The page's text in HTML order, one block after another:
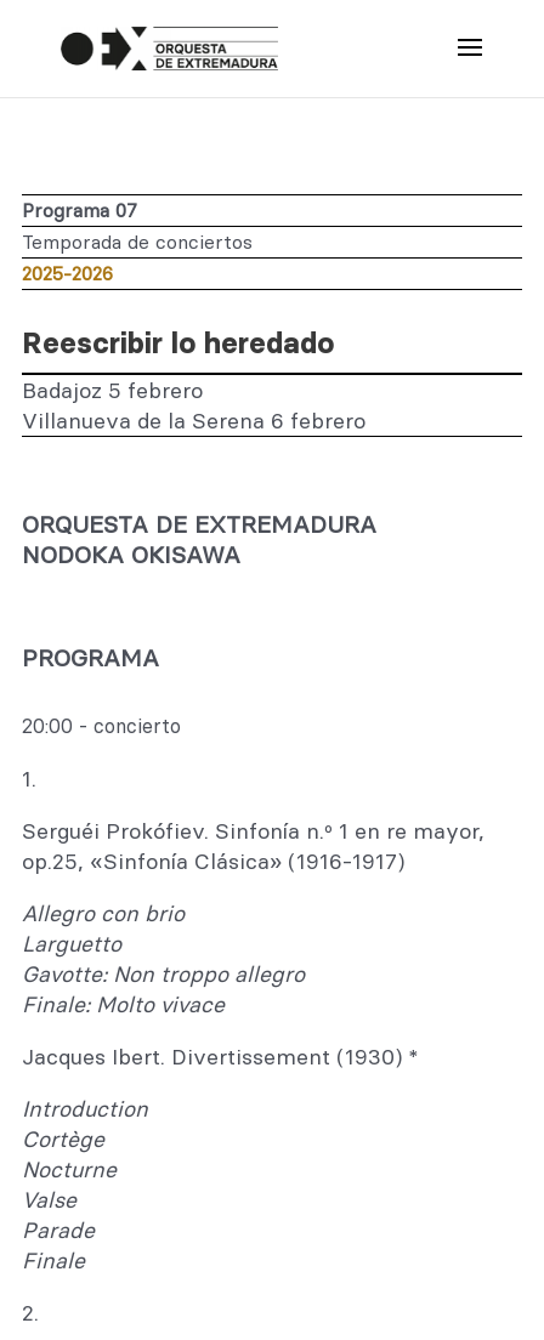
Programa 07
Temporada de conciertos
2025-2026
Reescribir lo heredado
Badajoz 5 febrero
Villanueva de la Serena 6 febrero
ORQUESTA DE EXTREMADURA
NODOKA OKISAWA
PROGRAMA
20:00 - concierto
1.
Serguéi Prokófiev. Sinfonía n.º 1 en re mayor,
op.25, «Sinfonía Clásica» (1916-1917)
Allegro con brio
Larguetto
Gavotte: Non troppo allegro
Finale: Molto vivace
Jacques Ibert. Divertissement (1930) *
Introduction
Cortège
Nocturne
Valse
Parade
Finale
2.